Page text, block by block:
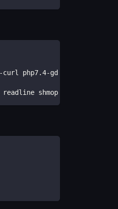
php7.4-gd php7.4-json
shmop simplexml